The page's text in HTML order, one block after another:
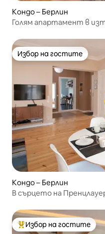
Кондо – Берлин
Голям апартамент в
Избор на гостите
Избор на гостите
Кондо – Берлин
В сърцето на
Най-популярен избор
Избор на гостите